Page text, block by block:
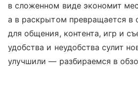
в сложенном виде экономит
а в раскрытом превращается в
для общения, контента, игр и
удобства и неудобства сулит
улучшили — разбираемся в